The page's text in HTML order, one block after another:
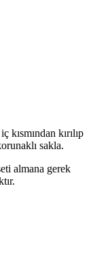
kırılıp
sakla.
almana gerek